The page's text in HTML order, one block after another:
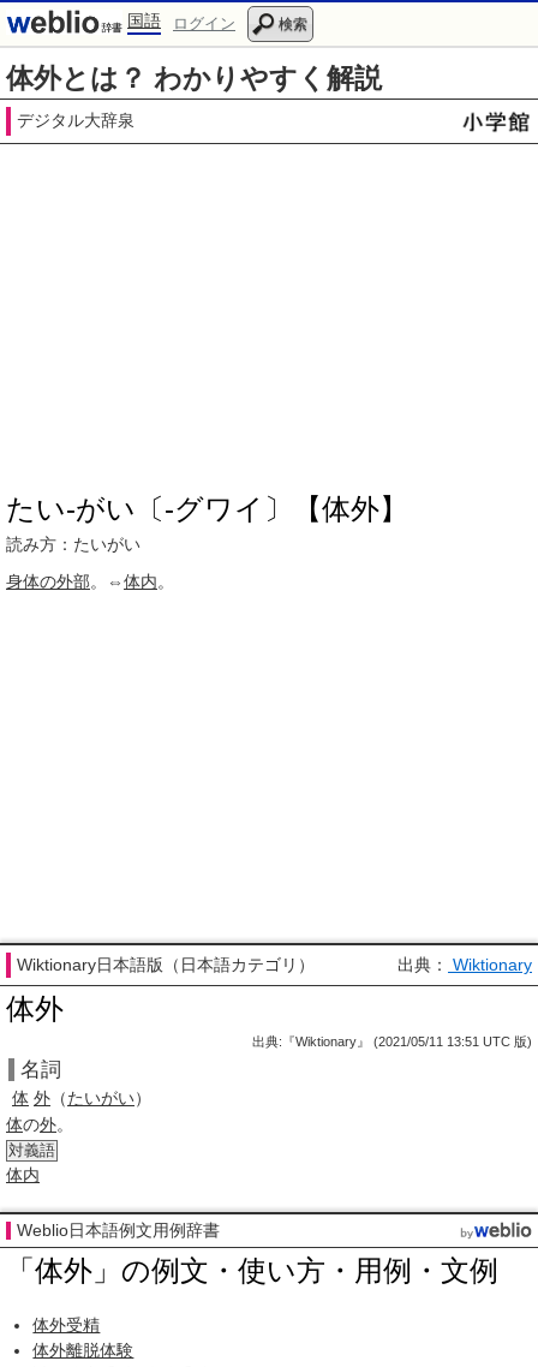
国語 ログイン 検索
体外とは？ わかりやすく解説
デジタル大辞泉
たい‐がい〔‐グワイ〕【体外】
読み方：たいがい
身体の外部。⇔体内。
Wiktionary日本語版（日本語カテゴリ） 出典： Wiktionary
体外
出典:『Wiktionary』 (2021/05/11 13:51 UTC 版)
名詞
体 外 （たいがい）
体の外。
対義語
体内
Weblio日本語例文用例辞書
「体外」の例文・使い方・用例・文例
体外受精
体外離脱体験